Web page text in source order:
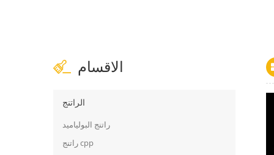
الاقسام
الراتنج
راتنج البولياميد
راتنج cpp